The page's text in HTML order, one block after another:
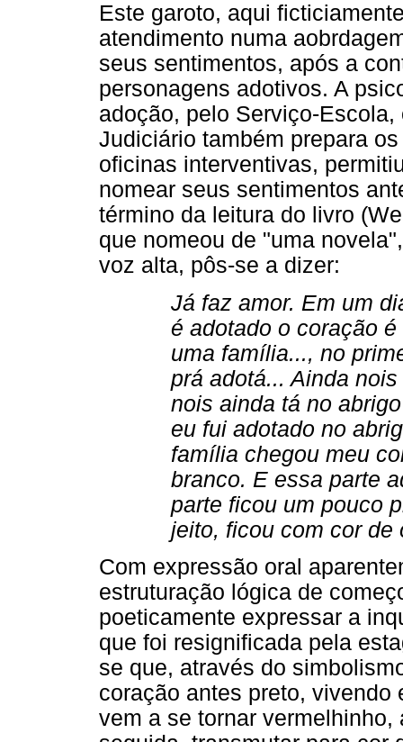
Este garoto, aqui
atendimento numa
seus sentimentos, após a
personagens adotivos. A
adoção, pelo Serviço-
Judiciário também prepara
oficinas interventivas,
nomear seus sentimentos
término da leitura do livro
que nomeou de "uma
voz alta, pôs-se a dizer:
Já faz amor. Em um
é adotado o coração
uma família..., no
prá adotá... Ainda
nois ainda tá no abrigo
eu fui adotado no
família chegou meu
branco. E essa parte
parte ficou um pouco
jeito, ficou com cor de
Com expressão oral
estruturação lógica de
poeticamente expressar a
que foi resignificada pela
se que, através do
coração antes preto, vivendo
vem a se tornar